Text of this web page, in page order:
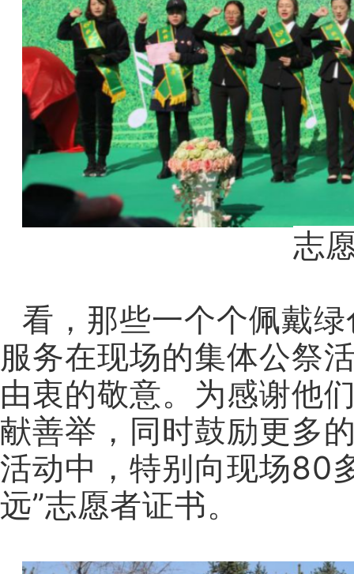
志
看，那些一个个佩戴
服务在现场的集体公祭
由衷的敬意。为感谢他
献善举，同时鼓励更多
活动中，特别向现场80
远”志愿者证书。